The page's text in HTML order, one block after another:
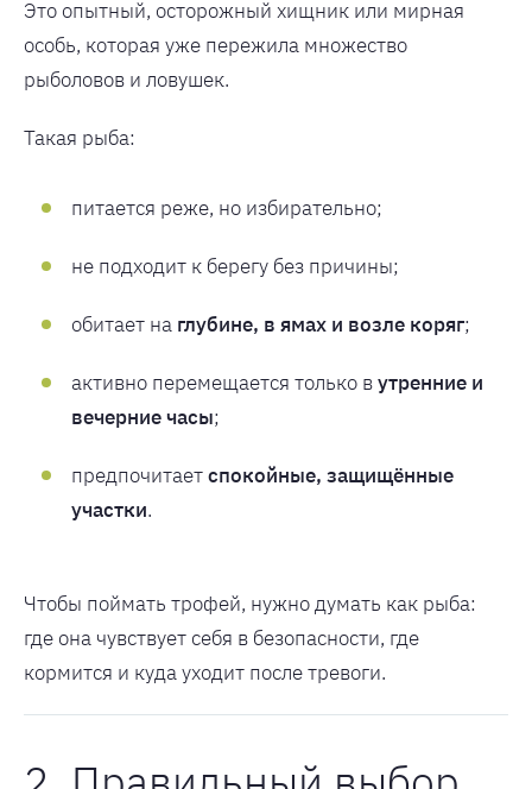
Это опытный, осторожный хищник или мирная
особь, которая уже пережила множество
рыболовов и ловушек.
Такая рыба:
питается реже, но избирательно;
не подходит к берегу без причины;
обитает на глубине, в ямах и возле коряг;
активно перемещается только вутренние и
вечерние часы;
предпочитаетспокойные, защищённые
участки.
Чтобы поймать трофей, нужно думать как рыба:
где она чувствует себя в безопасности, где
кормится и куда уходит после тревоги.